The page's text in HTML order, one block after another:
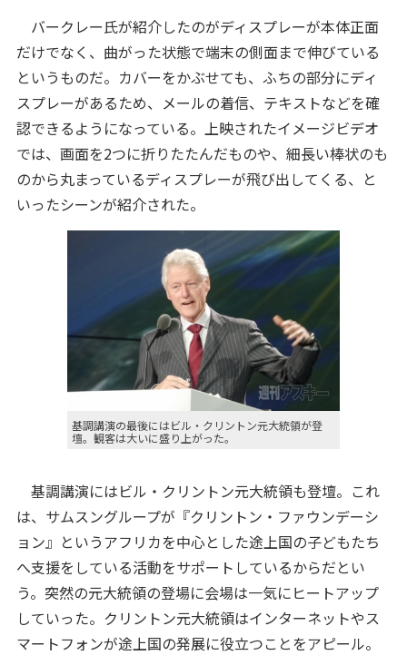
バークレー氏が紹介したのがディスプレーが本体正面
だけでなく、曲がった状態で端末の側面まで伸びている
というものだ。カバーをかぶせても、ふちの部分にディ
スプレーがあるため、メールの着信、テキストなどを確
認できるようになっている。上映されたイメージビデオ
では、画面を2つに折りたたんだものや、細長い棒状のも
のから丸まっているディスプレーが飛び出してくる、と
いったシーンが紹介された。
基調講演の最後にはビル・クリントン元大統領が登
壇。観客は大いに盛り上がった。
基調講演にはビル・クリントン元大統領も登壇。これ
は、サムスングループが『クリントン・ファウンデーシ
ョン』というアフリカを中心とした途上国の子どもたち
へ支援をしている活動をサポートしているからだとい
う。突然の元大統領の登場に会場は一気にヒートアップ
していった。クリントン元大統領はインターネットやス
マートフォンが途上国の発展に役立つことをアピール。